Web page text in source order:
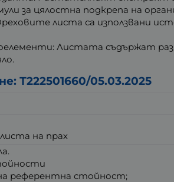
за цялостна подкрепа на
листа са използвани
Листата съдържат
Т222501660/05.03.2025
на прах
референтна стойност;